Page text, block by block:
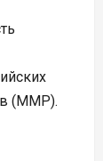
(ММР).